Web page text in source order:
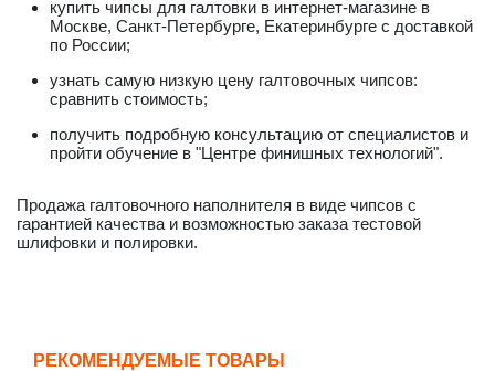
купить чипсы для галтовки в интернет-магазине в
Москве, Санкт-Петербурге, Екатеринбурге с доставкой
по России;
узнать самую низкую цену галтовочных чипсов:
сравнить стоимость;
получить подробную консультацию от специалистов и
пройти обучение в "Центре финишных технологий".
Продажа галтовочного наполнителя в виде чипсов с
гарантией качества и возможностью заказа тестовой
шлифовки и полировки.
РЕКОМЕНДУЕМЫЕ ТОВАРЫ